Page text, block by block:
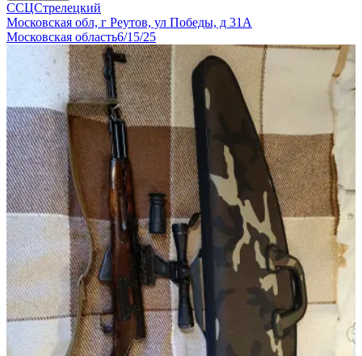
ССЦСтрелецкий
Московская обл, г Реутов, ул Победы, д 31А
Московская область6/15/25